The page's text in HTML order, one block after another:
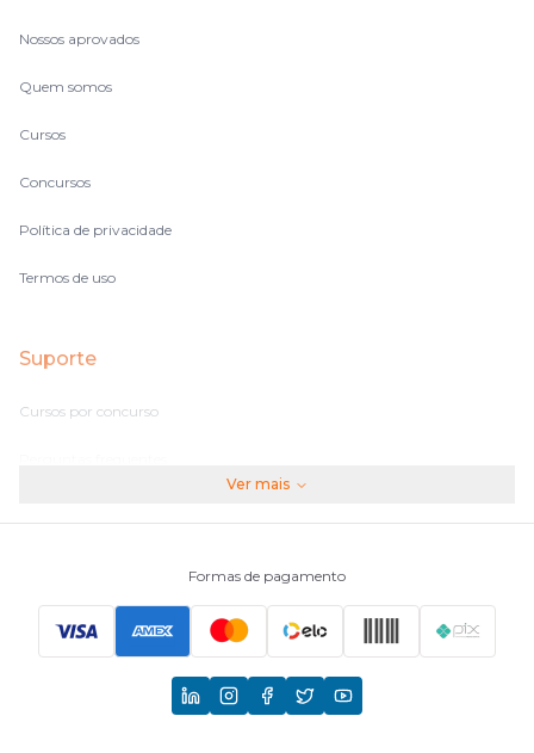
Nossos aprovados
Quem somos
Cursos
Concursos
Política de privacidade
Termos de uso
Suporte
Cursos por concurso
Principais Concursos
Ver mais
Formas de pagamento